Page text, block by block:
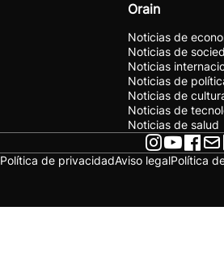
Orain
Noticias de
Noticias de
Noticias
Noticias de
Noticias de
Noticias de
Noticias de salud
Política de privacidadAviso legalPolítica